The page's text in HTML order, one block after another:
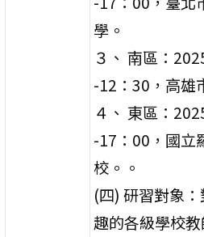
學。
３、 南區：
-12：30，高雄
４、 東區：
-17：00，國立
校。。
(四) 研習對象
趣的各級學校